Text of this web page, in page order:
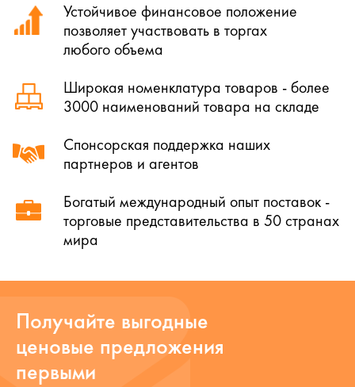
Устойчивое финансовое положение
позволяет участвовать в торгах
любого объема
Широкая номенклатура товаров - более
3000 наименований товара на складе
Спонсорская поддержка наших
партнеров и агентов
Богатый международный опыт поставок -
торговые представительства в 50 странах
мира
Получайте выгодные
ценовые предложения
первыми